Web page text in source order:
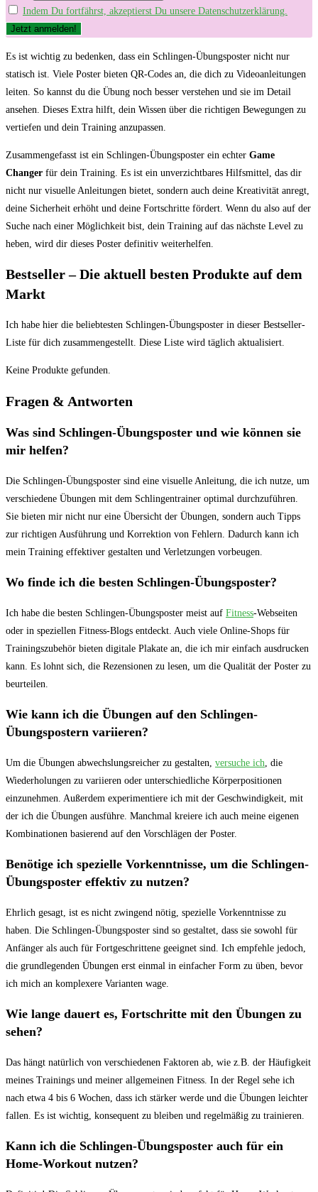
Indem Du fortfährst, akzeptierst Du unsere Datenschutzerklärung.
Es ist wichtig ⁣zu bedenken, dass ein⁢ Schlingen-Übungsposter nicht nur
statisch ist. Viele Poster⁣ bieten QR-Codes an, die dich zu‌ Videoanleitungen
leiten. So kannst du die Übung noch besser verstehen⁤ und sie im‍ Detail
ansehen. Dieses Extra hilft, dein Wissen​ über die richtigen Bewegungen zu
‍vertiefen und⁤ dein Training anzupassen.
Zusammengefasst ⁣ist ein Schlingen-Übungsposter ein echter Game
Changer für dein Training. Es ist ein unverzichtbares Hilfsmittel,‍ das dir‌
nicht nur visuelle Anleitungen bietet, sondern‍ auch deine ​Kreativität anregt,
deine Sicherheit erhöht und deine Fortschritte fördert. ‍Wenn du also auf der
Suche nach einer Möglichkeit bist, dein Training auf das ‌nächste Level zu
heben, ⁤wird dir dieses Poster definitiv weiterhelfen.
Bestseller⁤ – Die aktuell besten Produkte ⁤auf dem⁢
Markt
Ich habe hier die beliebtesten Schlingen-Übungsposter in dieser Bestseller-
Liste für dich zusammengestellt. Diese Liste wird täglich aktualisiert.
Keine Produkte gefunden.
Fragen & Antworten
Was sind Schlingen-Übungsposter und ​wie können sie
mir helfen?
Die Schlingen-Übungsposter sind eine visuelle Anleitung, die ich nutze, um
verschiedene Übungen mit⁣ dem Schlingentrainer optimal durchzuführen.
Sie bieten mir nicht nur eine Übersicht der Übungen, sondern auch Tipps
zur richtigen Ausführung ⁢und Korrektion ⁤von ⁤Fehlern. Dadurch kann ich
⁤mein Training effektiver gestalten ‌und Verletzungen vorbeugen.
Wo finde ich die besten Schlingen-Übungsposter?
Ich habe die besten Schlingen-Übungsposter meist auf Fitness-Webseiten​
oder in speziellen Fitness-Blogs​ entdeckt. Auch viele Online-Shops ‍für⁢
Trainingszubehör bieten digitale Plakate an, die ich⁢ mir einfach ausdrucken
kann. Es lohnt sich, die Rezensionen ⁣zu lesen, um die Qualität​ der Poster zu
beurteilen.
Wie kann ich die Übungen auf den Schlingen-
Übungspostern variieren?
Um die Übungen abwechslungsreicher zu gestalten, versuche ich , die
Wiederholungen zu variieren oder unterschiedliche Körperpositionen
einzunehmen. Außerdem experimentiere ich mit der Geschwindigkeit, mit⁣
der ich die Übungen ausführe. Manchmal kreiere⁢ ich auch meine eigenen
Kombinationen⁢ basierend auf den Vorschlägen der‌ Poster.
Benötige ich spezielle Vorkenntnisse, um die Schlingen-
Übungsposter effektiv zu nutzen?
Ehrlich gesagt, ‌ist es nicht⁣ zwingend nötig, spezielle Vorkenntnisse⁢ zu
haben. Die Schlingen-Übungsposter sind so⁤ gestaltet, dass sie sowohl für
Anfänger als auch ​für Fortgeschrittene​ geeignet sind. Ich empfehle jedoch,​
die grundlegenden Übungen erst einmal in einfacher Form zu üben, bevor
ich mich‌ an⁤ komplexere Varianten wage.
Wie lange dauert es, Fortschritte mit ⁢den Übungen ‌zu
sehen?
Das hängt natürlich von verschiedenen Faktoren ab, wie z.B. der Häufigkeit
meines Trainings und meiner ​allgemeinen ⁣Fitness. In der⁢ Regel sehe ich
nach etwa​ 4 bis ‌6 Wochen, dass ich stärker werde und die ⁤Übungen ⁢leichter
fallen. Es ist wichtig, konsequent zu bleiben und regelmäßig zu trainieren.
Kann ich ‌die Schlingen-Übungsposter auch für ein
Home-Workout nutzen?